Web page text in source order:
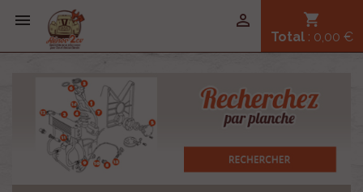
 shopping_cart
Total : 0,00 €
